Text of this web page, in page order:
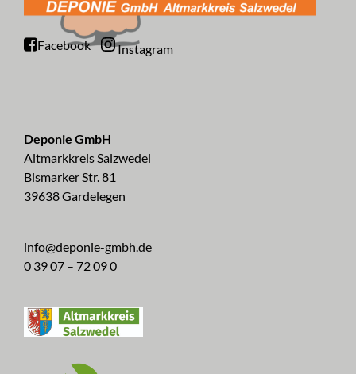
Facebook Instagram
Deponie GmbH
Altmarkkreis Salzwedel
Bismarker Str. 81
39638 Gardelegen
info@deponie-gmbh.de
0 39 07 – 72 09 0